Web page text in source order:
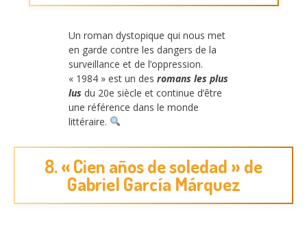
Un roman dystopique qui nous met
en garde contre les dangers de la
surveillance et de l’oppression.
« 1984 » est un des romans les plus
lus du 20e siècle et continue d’être
une référence dans le monde
littéraire.
8. « Cien años de soledad » de
Gabriel García Márquez